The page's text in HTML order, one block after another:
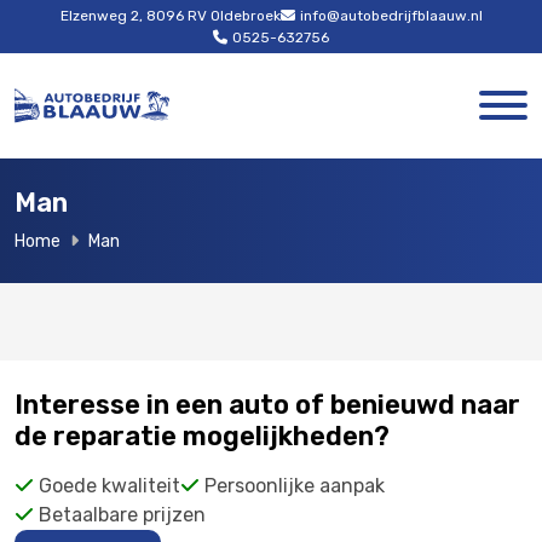
Elzenweg 2, 8096 RV Oldebroek
info@autobedrijfblaauw.nl
0525-632756
Man
Home Man
Interesse in een auto of benieuwd naar
de reparatie mogelijkheden?
Goede kwaliteit
Persoonlijke aanpak
Betaalbare prijzen